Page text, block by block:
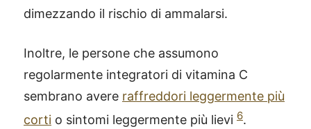
dimezzando il rischio di ammalarsi.
Inoltre, le persone che assumono
regolarmente integratori di vitamina C
sembrano avere raffreddori leggermente più
corti o sintomi leggermente più lievi 6.